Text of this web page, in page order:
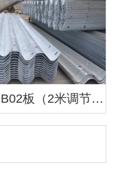
W形DB02板（2米调节3米调节1米调节）